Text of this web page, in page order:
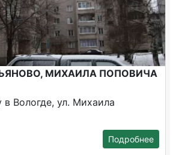
МИХАИЛА ПОПОВИЧА
Вологде, ул. Михаила
Подробнее